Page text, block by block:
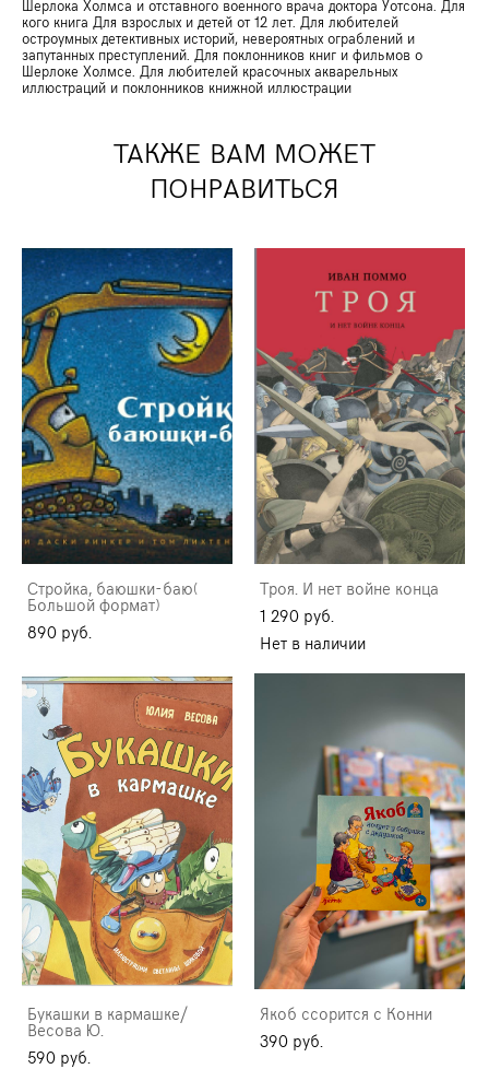
Шерлока Холмса и отставного военного врача доктора Уотсона. Для
кого книга Для взрослых и детей от 12 лет. Для любителей
остроумных детективных историй, невероятных ограблений и
запутанных преступлений. Для поклонников книг и фильмов о
Шерлоке Холмсе. Для любителей красочных акварельных
иллюстраций и поклонников книжной иллюстрации
ТАКЖЕ ВАМ МОЖЕТ
ПОНРАВИТЬСЯ
Стройка, баюшки-баю(
Большой формат)
890 pуб.
Троя. И нет войне конца
1 290 pуб.
Нет в наличии
Букашки в кармашке/
Весова Ю.
590 pуб.
Якоб ссорится с Конни
390 pуб.